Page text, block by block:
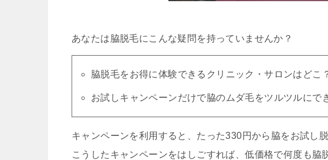
あなたは脇脱毛にこんな疑問を持っていませんか？
脇脱毛をお得に体験できるクリニック・サロンはどこ
お試しキャンペーンだけで脇のムダ毛をツルツルにで
キャンペーンを利用すると、たった330円から脇をお試し
こうしたキャンペーンをはしごすれば、低価格で何度も脇